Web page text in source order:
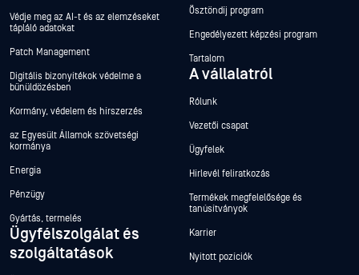
Védje meg az AI-t és az elemzéseket
tápláló adatokat
Patch Management
Digitális bizonyítékok védelme a
bűnüldözésben
Kormány, védelem és hírszerzés
az Egyesült Államok szövetségi
kormánya
Energia
Pénzügy
Gyártás, termelés
Ügyfélszolgálat és
szolgáltatások
Ösztöndíj program
Engedélyezett képzési program
Tartalom
A vállalatról
Rólunk
Vezetői csapat
Ügyfelek
Hírlevél feliratkozás
Termékek megfelelősége és
tanúsítványok
Karrier
Nyitott pozíciók